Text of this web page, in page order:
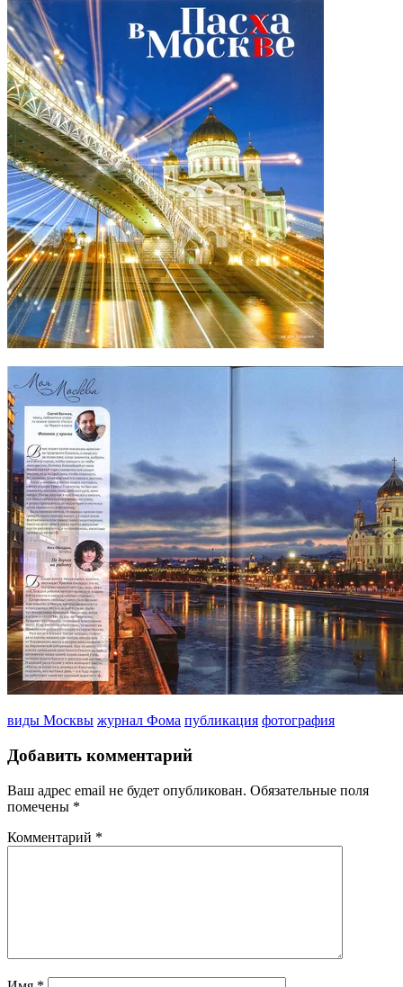
виды Москвы журнал Фома публикация фотография
Добавить комментарий
Ваш адрес email не будет опубликован. Обязательные поля
помечены *
Комментарий *